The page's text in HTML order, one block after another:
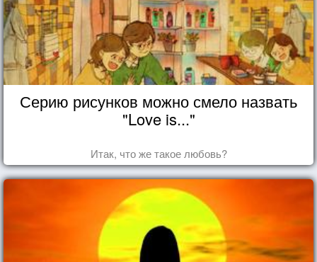
Серию рисунков можно смело назвать
"Love is..."
Итак, что же такое любовь?